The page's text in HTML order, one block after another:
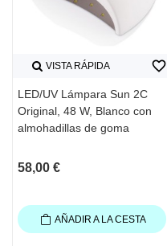
VISTA RÁPIDA
LED/UV Lámpara Sun 2C
Original, 48 W, Blanco con
almohadillas de goma
58,00 €
favorite_border
AÑADIR A LA CESTA